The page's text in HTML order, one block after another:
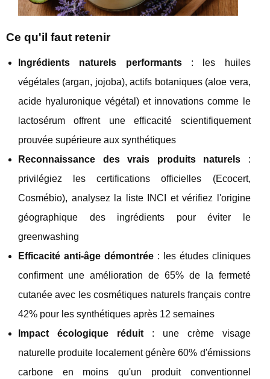
Ce qu'il faut retenir
Ingrédients naturels performants: les huiles
végétales (argan, jojoba), actifs botaniques (aloe vera,
acide hyaluronique végétal) et innovations comme le
lactosérum offrent une efficacité scientifiquement
prouvée supérieure aux synthétiques
Reconnaissance des vrais produits naturels :
privilégiez les certifications officielles (Ecocert,
Cosmébio), analysez la liste INCI et vérifiez l'origine
géographique des ingrédients pour éviter le
greenwashing
Efficacité anti-âge démontrée: les études cliniques
confirment une amélioration de 65% de la fermeté
cutanée avec les cosmétiques naturels français contre
42% pour les synthétiques après 12 semaines
Impact écologique réduit: une crème visage
naturelle produite localement génère 60% d'émissions
carbone en moins qu'un produit conventionnel